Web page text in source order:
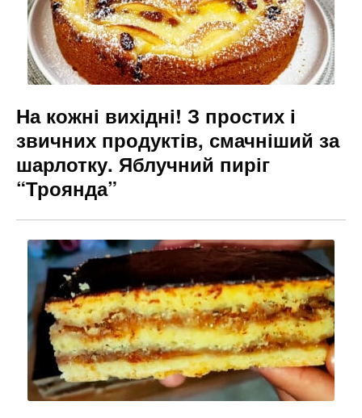
На кожні вихідні! З простих і
звичних продуктів, смачніший за
шарлотку. Яблучний пиріг
“Троянда”